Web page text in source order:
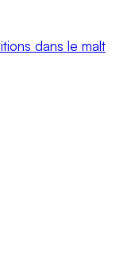
dans le malt